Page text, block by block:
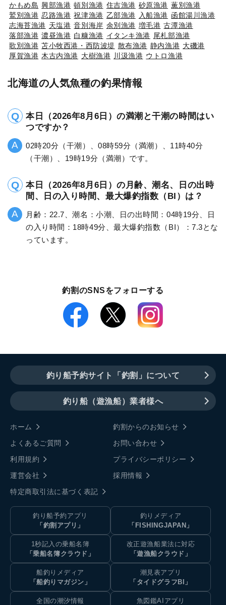
かもめ島 興部漁港 頓別漁港 住吉漁港 砂原漁港 薫別漁港
鷲別漁港 忍路漁港 祝津漁港 乙部漁港 入船漁港 函館湯川漁港
志海苔漁港 天塩港 音別海岸 余別漁港 増毛港 古潭漁港
落部漁港 濃昼漁港 白糠漁港 イタンキ漁港 尾札部漁港
歌別漁港 苫小牧西港・西防波堤 散布漁港 静内漁港 大磯港
厚賀漁港 木古内漁港 大樹漁港 川汲漁港 ウトロ漁港
北海道の人気魚種の釣果情報
本日（2026年8月6日）の満潮と干潮の時間はい
つですか？
02時20分（干潮）、08時59分（満潮）、11時40分
（干潮）、19時19分（満潮）です。
本日（2026年8月6日）の月齢、潮名、日の出時
間、日の入り時間、最大爆釣指数（BI）は？
月齢：22.7、潮名：小潮、日の出時間：04時19分、日
の入り時間：18時49分、最大爆釣指数（BI）：7.3とな
っています。
釣割のSNSをフォローする
釣り船予約サイト「釣割」について
釣り船（遊漁船）業者様へ
ホーム
釣割からのお知らせ
よくあるご質問
お問い合わせ
利用規約
プライバシーポリシー
運営会社
採用情報
特定商取引法に基づく表記
釣り船予約アプリ
「釣割アプリ」
釣りメディア
「FISHINGJAPAN」
1秒記入の乗船名簿
「乗船名簿クラウド」
改正遊漁船業法に対応
「遊漁船クラウド」
船釣りメディア
「船釣りマガジン」
潮見表アプリ
「タイドグラフBI」
全国の潮汐情報
魚図鑑AIアプリ